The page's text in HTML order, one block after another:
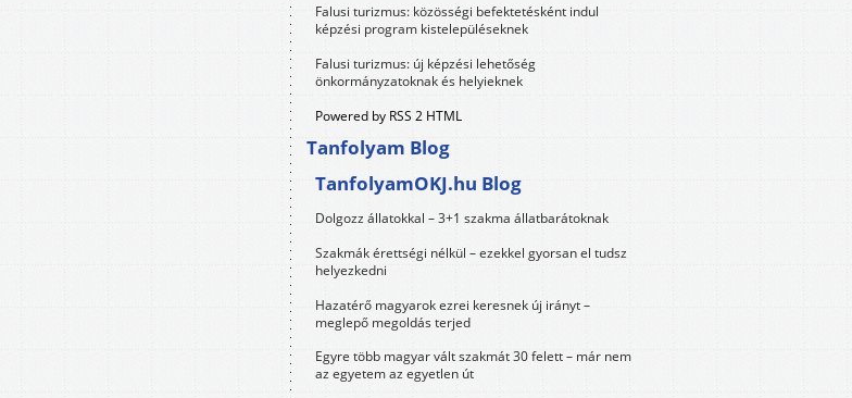
Falusi turizmus: közösségi befektetésként indul
képzési program kistelepüléseknek
Falusi turizmus: új képzési lehetőség
önkormányzatoknak és helyieknek
Powered by RSS 2 HTML
Tanfolyam Blog
TanfolyamOKJ.hu Blog
Dolgozz állatokkal – 3+1 szakma állatbarátoknak
Szakmák érettségi nélkül – ezekkel gyorsan el tudsz
helyezkedni
Hazatérő magyarok ezrei keresnek új irányt –
meglepő megoldás terjed
Egyre több magyar vált szakmát 30 felett – már nem
az egyetem az egyetlen út